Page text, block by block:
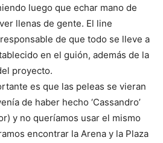
luego que echar mano de
llenas de gente. El line
de que todo se lleve a
en el guión, además de la
proyecto.
es que las peleas se vieran
de haber hecho ‘Cassandro’
y no queríamos usar el mismo
encontrar la Arena y la Plaza